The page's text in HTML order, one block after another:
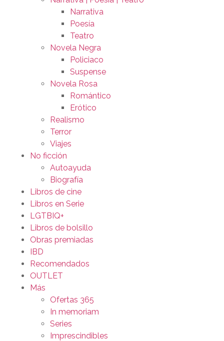
Narrativa
Poesía
Teatro
Novela Negra
Policiaco
Suspense
Novela Rosa
Romántico
Erótico
Realismo
Terror
Viajes
No ficción
Autoayuda
Biografía
Libros de cine
Libros en Serie
LGTBIQ+
Libros de bolsillo
Obras premiadas
IBD
Recomendados
OUTLET
Más
Ofertas 365
In memoriam
Series
Imprescindibles